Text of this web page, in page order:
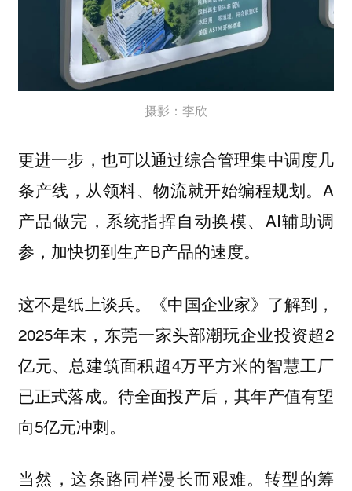
摄影：李欣
更进一步，也可以通过综合管理集中调度几
条产线，从领料、物流就开始编程规划。A
产品做完，系统指挥自动换模、AI辅助调
参，加快切到生产B产品的速度。
这不是纸上谈兵。《中国企业家》了解到，
2025年末，东莞一家头部潮玩企业投资超2
亿元、总建筑面积超4万平方米的智慧工厂
已正式落成。待全面投产后，其年产值有望
向5亿元冲刺。
当然，这条路同样漫长而艰难。转型的筹